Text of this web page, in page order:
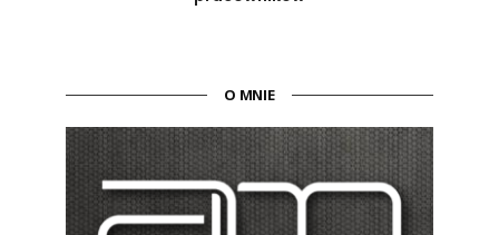
O MNIE